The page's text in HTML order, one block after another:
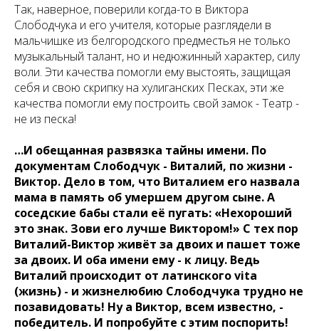
Так, наверное, поверили когда-то в Виктора
Слободчука и его учителя, которые разглядели в
мальчишке из белгородского предместья не только
музыкальный талант, но и недюжинный характер, силу
воли. Эти качества помогли ему выстоять, защищая
себя и свою скрипку на хулиганских Песках, эти же
качества помогли ему построить свой замок - Театр -
не из песка!
…И обещанная развязка тайны имени. По
документам Слободчук - Виталий, по жизни -
Виктор. Дело в том, что Виталием его назвала
мама в память об умершем другом сыне. А
соседские бабы стали её пугать: «Нехороший
это знак. Зови его лучше Виктором!» С тех пор
Виталий-Виктор живёт за двоих и пашет тоже
за двоих. И оба имени ему - к лицу. Ведь
Виталий происходит от латинского vita
(жизнь) - и жизнелюбию Слободчука трудно не
позавидовать! Ну а Виктор, всем известно, -
победитель. И попробуйте с этим поспорить!